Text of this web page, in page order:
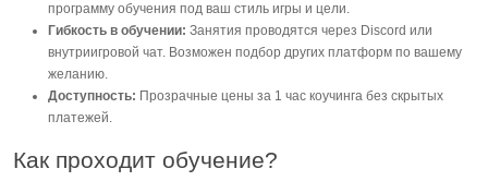
программу обучения под ваш стиль игры и цели.
Гибкость в обучении: Занятия проводятся через Discord или
внутриигровой чат. Возможен подбор других платформ по вашему
желанию.
Доступность: Прозрачные цены за 1 час коучинга без скрытых
платежей.
Как проходит обучение?